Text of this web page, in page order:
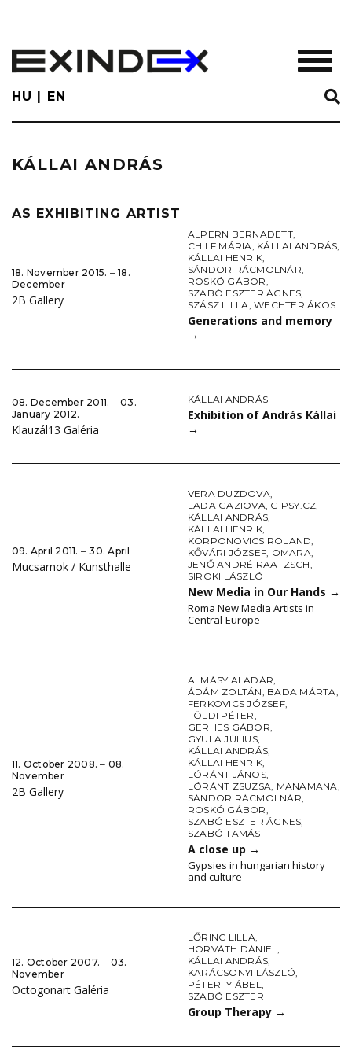
main
content
HU EN
KÁLLAI ANDRÁS
AS EXHIBITING ARTIST
18. November 2015. ‒ 18.
December
2B Gallery
ALPERN BERNADETT,
CHILF MÁRIA, KÁLLAI ANDRÁS,
KÁLLAI HENRIK,
SÁNDOR RÁCMOLNÁR,
ROSKÓ GÁBOR,
SZABÓ ESZTER ÁGNES,
SZÁSZ LILLA,WECHTER ÁKOS
Generations and memory
→
08. December 2011. ‒ 03.
January 2012.
Klauzál13 Galéria
KÁLLAI ANDRÁS
Exhibition of András Kállai
→
09. April 2011. ‒ 30. April
Mucsarnok / Kunsthalle
VERA DUZDOVA,
LADA GAZIOVA, GIPSY.CZ,
KÁLLAI ANDRÁS,
KÁLLAI HENRIK,
KORPONOVICS ROLAND,
KŐVÁRI JÓZSEF, OMARA,
JENŐ ANDRÉ RAATZSCH,
SIROKI LÁSZLÓ
New Media in Our Hands →
Roma New Media Artists in
Central-Europe
11. October 2008. ‒ 08.
November
2B Gallery
ALMÁSY ALADÁR,
ÁDÁM ZOLTÁN, BADA MÁRTA,
FERKOVICS JÓZSEF,
FÖLDI PÉTER,
GERHES GÁBOR,
GYULA JÚLIUS,
KÁLLAI ANDRÁS,
KÁLLAI HENRIK,
LÓRÁNT JÁNOS,
LÓRÁNT ZSUZSA, MANAMANA,
SÁNDOR RÁCMOLNÁR,
ROSKÓ GÁBOR,
SZABÓ ESZTER ÁGNES,
SZABÓ TAMÁS
A close up →
Gypsies in hungarian history
and culture
12. October 2007. ‒ 03.
November
Octogonart Galéria
LŐRINC LILLA,
HORVÁTH DÁNIEL,
KÁLLAI ANDRÁS,
KARÁCSONYI LÁSZLÓ,
PÉTERFY ÁBEL,
SZABÓ ESZTER
Group Therapy →